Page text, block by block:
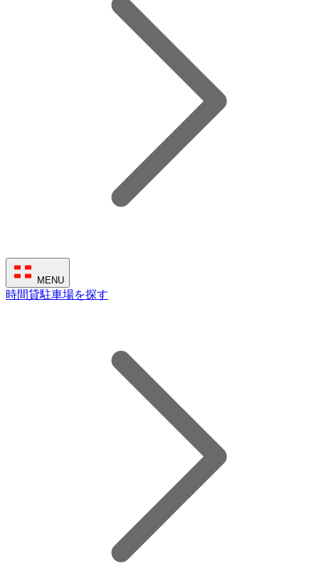
MENU
時間貸駐車場を探す